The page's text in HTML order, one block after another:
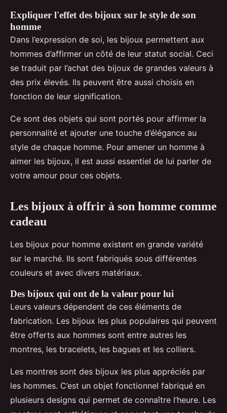
Expliquer l'effet des bijoux sur le style de son
homme
Dans l’expression de soi, les bijoux permettent aux
hommes d’affirmer un côté de leur statut social. Ceci
se traduit par l’achat des bijoux de grandes valeurs à
des prix élevés. Ils peuvent être aussi choisis en
fonction de leur signification.
Ce sont des objets qui sont portés pour affirmer la
personnalité et ajouter une touche d’élégance au
style de chaque homme. Pour amener un homme à
aimer les bijoux, il est aussi essentiel de lui parler de
votre amour pour ces objets.
Les bijoux à offrir à son homme comme
cadeau
Les bijoux pour homme existent en grande variété
sur le marché. Ils sont fabriqués sous différentes
couleurs et avec divers matériaux.
Des bijoux qui ont de la valeur pour lui
Leurs valeurs dépendent de ces éléments de
fabrication. Les bijoux les plus populaires qui peuvent
être offerts aux hommes sont entre autres les
montres, les bracelets, les bagues et les colliers.
Les montres sont des bijoux les plus appréciés par
les hommes. C’est un objet fonctionnel fabriqué en
plusieurs designs qui permet de connaître l’heure. Les